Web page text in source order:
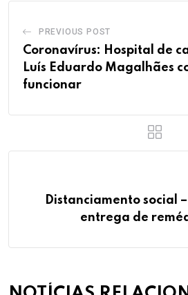
PREVIOUS POST
Coronavírus: Hospital de
Luís Eduardo Magalhães
funcionar
Distanciamento social
entrega de